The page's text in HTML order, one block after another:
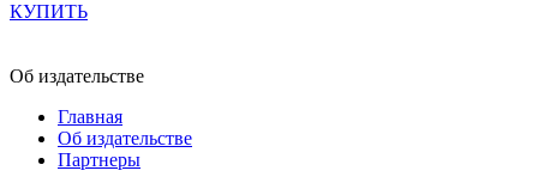
КУПИТЬ
Об издательстве
Главная
Об издательстве
Партнеры